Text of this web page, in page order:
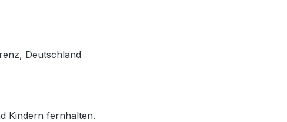
Deutschland
Kindern fernhalten.